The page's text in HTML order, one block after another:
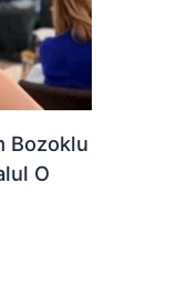
Bozoklu
O